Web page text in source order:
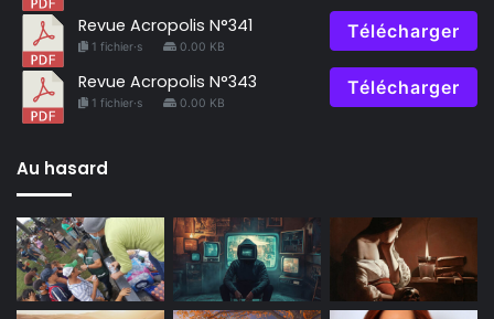
Revue Acropolis N°341
1 fichier·s 0.00 KB
Télécharger
Revue Acropolis N°343
1 fichier·s 0.00 KB
Télécharger
Au hasard